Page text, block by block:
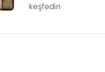
keşfedin